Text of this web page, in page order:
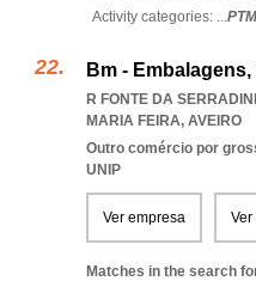
Activity categories: ...
Bm -
R FONTE DA
MARIA FEIRA, AVEIRO
Outro comércio por
UNIP
Ver empresa
Matches in the search